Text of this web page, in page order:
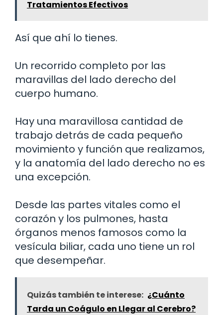
Tratamientos Efectivos
Así que ahí lo tienes.
Un recorrido completo por las
maravillas del lado derecho del
cuerpo humano.
Hay una maravillosa cantidad de
trabajo detrás de cada pequeño
movimiento y función que realizamos,
y la anatomía del lado derecho no es
una excepción.
Desde las partes vitales como el
corazón y los pulmones, hasta
órganos menos famosos como la
vesícula biliar, cada uno tiene un rol
que desempeñar.
Quizás también te interese: ¿Cuánto
Tarda un Coágulo en Llegar al Cerebro?